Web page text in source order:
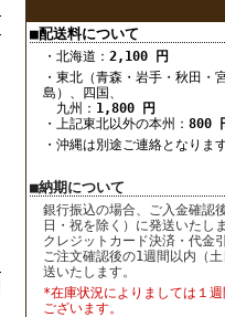
■配送料について
・北海道： 2,100 円
・東北（青森・岩手・秋田・
島）、四国、
九州： 1,800 円
・上記東北以外の本州： 800
・沖縄は別途ご連絡となりま
■納期について
銀行振込の場合、ご入金確認
日・祝を除く）に発送いたし
クレジットカード決済・代金
ご注文確認後の1週間以内（
送いたします。
*在庫状況によりましては１
ございます。